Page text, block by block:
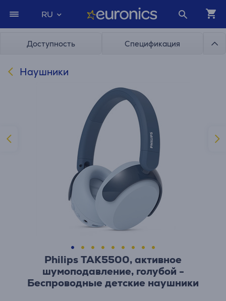
RU
Доступность Спецификация
Наушники
Philips TAK5500, активное
шумоподавление, голубой -
Беспроводные детские наушники